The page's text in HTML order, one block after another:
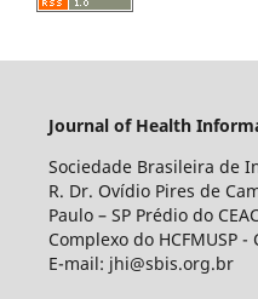
Journal of Health
Sociedade Brasileira de
R. Dr. Ovídio Pires de
Paulo – SP Prédio do
Complexo do HCFMUSP -
E-mail: jhi@sbis.org.br